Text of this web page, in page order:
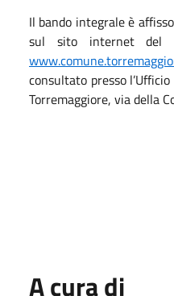
Il bando integrale è
sul sito internet del
consultato presso
Torremaggiore, via della
A cura di